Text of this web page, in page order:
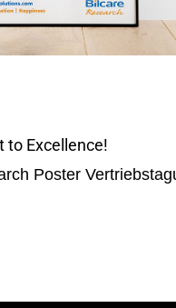
to Excellence!